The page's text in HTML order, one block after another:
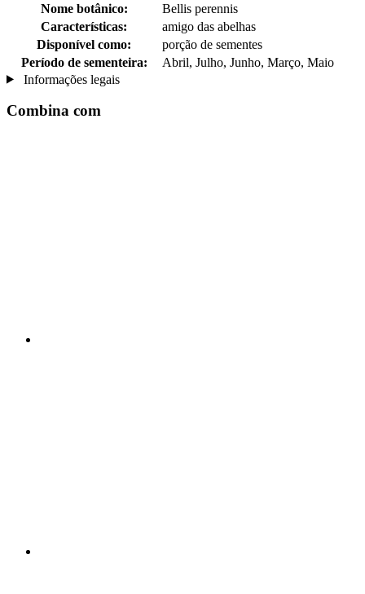
Nome botânico:
Bellis perennis
Características:
amigo das abelhas
Disponível como:
porção de sementes
Período de sementeira:
Abril, Julho, Junho, Março, Maio
Informações legais
Combina com